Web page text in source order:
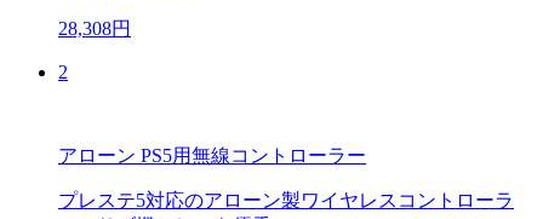
28,308円
2
アローン PS5用無線コントローラー
プレステ5対応のアローン製ワイヤレスコントローラ